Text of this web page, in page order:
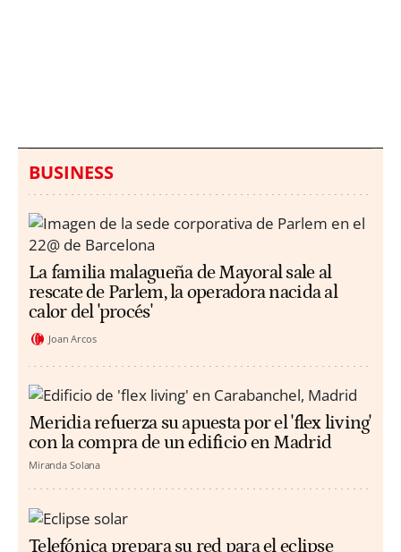
BUSINESS
La familia malagueña de Mayoral sale al
rescate de Parlem, la operadora nacida al
calor del 'procés'
Joan Arcos
Meridia refuerza su apuesta por el 'flex living'
con la compra de un edificio en Madrid
Miranda Solana
Telefónica prepara su red para el eclipse